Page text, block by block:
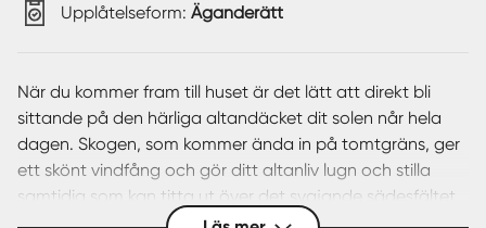
Upplåtelseform: Äganderätt
När du kommer fram till huset är det lätt att direkt bli
sittande på den härliga altandäcket dit solen når hela
dagen. Skogen, som kommer ända in på tomtgräns, ger
ett skönt vindfång och gör ditt altanliv lugn och stilla
samtidig som kan titta ut över det svajande sädesfältet
åt andra hållet. Huset är uppdaterat med nytt kök 2025